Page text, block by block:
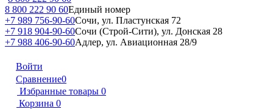
8 800 222 90 60Единый номер
+7 989 756-90-60Сочи, ул. Пластунская 72
+7 918 904-90-60Сочи (Строй-Сити), ул. Донская 28
+7 988 406-90-60Адлер, ул. Авиационная 28/9
Войти
Сравнение0
Избранные товары 0
Корзина 0